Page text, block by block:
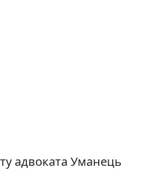
адвоката Уманець